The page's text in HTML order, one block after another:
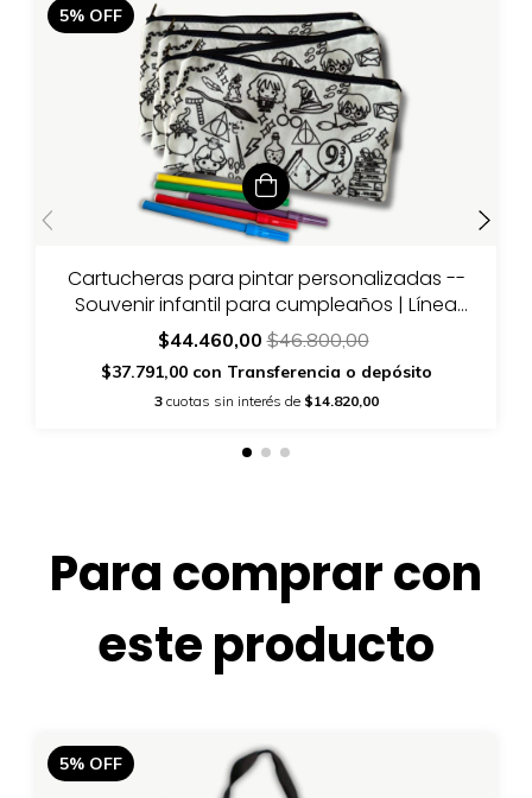
5% OFF
Cartucheras para pintar personalizadas --
Souvenir infantil para cumpleaños | Línea
Essential
$44.460,00$46.800,00
$37.791,00 con Transferencia o depósito
3 cuotas sin interés de $14.820,00
Para comprar con
este producto
5% OFF